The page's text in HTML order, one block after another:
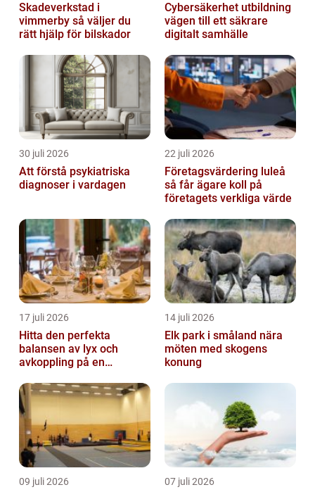
Skadeverkstad i
vimmerby så väljer du
rätt hjälp för bilskador
Cybersäkerhet utbildning
vägen till ett säkrare
digitalt samhälle
30 juli 2026
Att förstå psykiatriska
diagnoser i vardagen
22 juli 2026
Företagsvärdering luleå
så får ägare koll på
företagets verkliga värde
17 juli 2026
Hitta den perfekta
balansen av lyx och
avkoppling på en
Östermalm
14 juli 2026
Elk park i småland nära
möten med skogens
konung
09 juli 2026 07 juli 2026